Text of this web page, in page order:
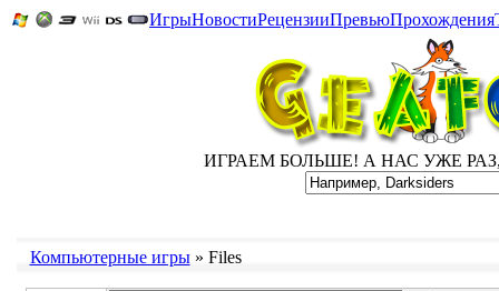
ИгрыНовостиРецензииПревьюПрохождения
ИГРАЕМ БОЛЬШЕ! А НАС УЖЕ РАЗ,
Компьютерные игры» Files